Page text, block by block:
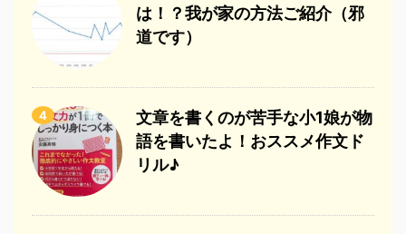
は！？我が家の方法ご紹介（邪
道です）
4
文章を書くのが苦手な小1娘が物
語を書いたよ！おススメ作文ド
リル♪